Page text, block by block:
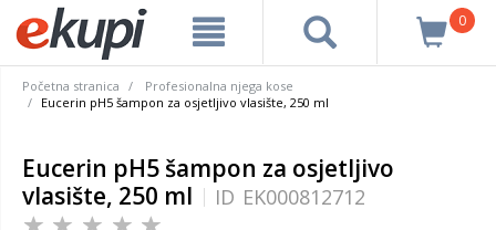
0
Početna stranica
Profesionalna njega kose
Eucerin pH5 šampon za osjetljivo vlasište, 250 ml
Eucerin pH5 šampon za osjetljivo
vlasište, 250 ml
ID EK000812712